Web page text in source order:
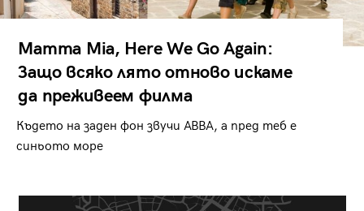
Mamma Mia, Here We Go Again:
Защо всяко лято отново искаме
да преживеем филма
Където на заден фон звучи ABBA, а пред теб е
синьото море